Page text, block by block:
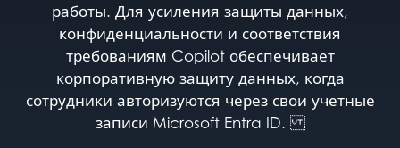
работы. Для усиления защиты данных,
конфиденциальности и соответствия
требованиям Copilot обеспечивает
корпоративную защиту данных, когда
сотрудники авторизуются через свои учетные
записи Microsoft Entra ID.